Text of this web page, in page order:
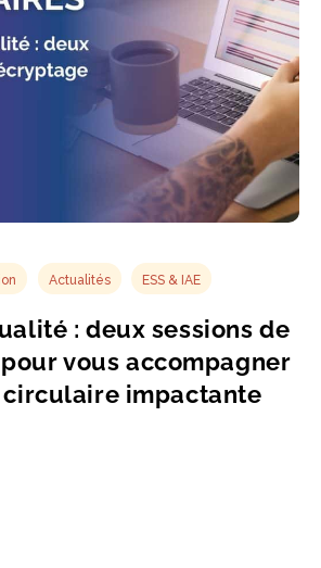
Actualités ESS & IAE
: deux sessions de
vous accompagner
impactante